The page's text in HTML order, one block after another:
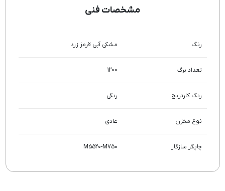
مشخصات فنی
رنگ مشکی آبی قرمز زرد
تعداد برگ 1200
رنگ کارتریج رنگی
نوع مخزن عادی
چاپگر سازگار M5520-M750